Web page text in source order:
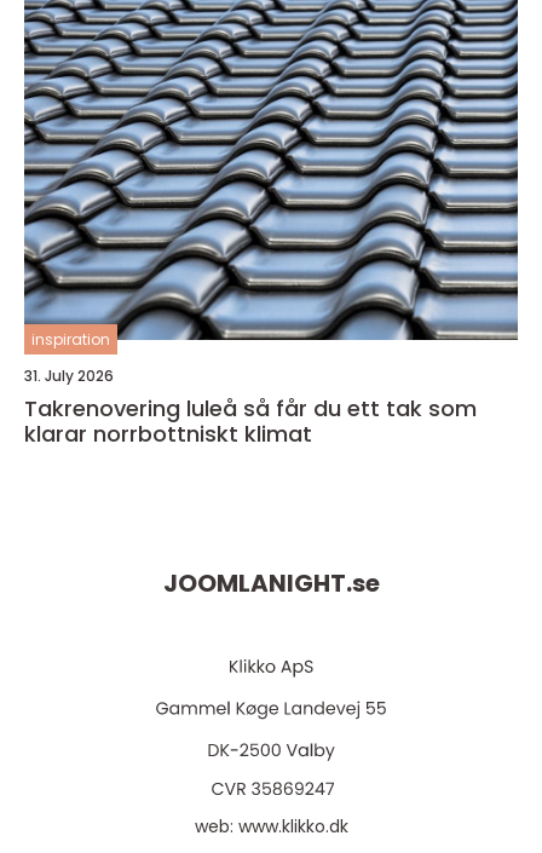
inspiration
31. July 2026
Takrenovering luleå så får du ett tak som
klarar norrbottniskt klimat
JOOMLANIGHT.se
web: www.klikko.dk
På vores website bruges cookies til at huske dine
annoncer. Denne information deles med tredjepart. Ved
fortsat brug af websiden godkender du cookiepolitikken.
Privatlivspolitik